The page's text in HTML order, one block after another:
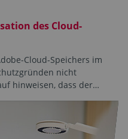
des Cloud-
Cloud-Speichers im
nicht
hinweisen, dass der…